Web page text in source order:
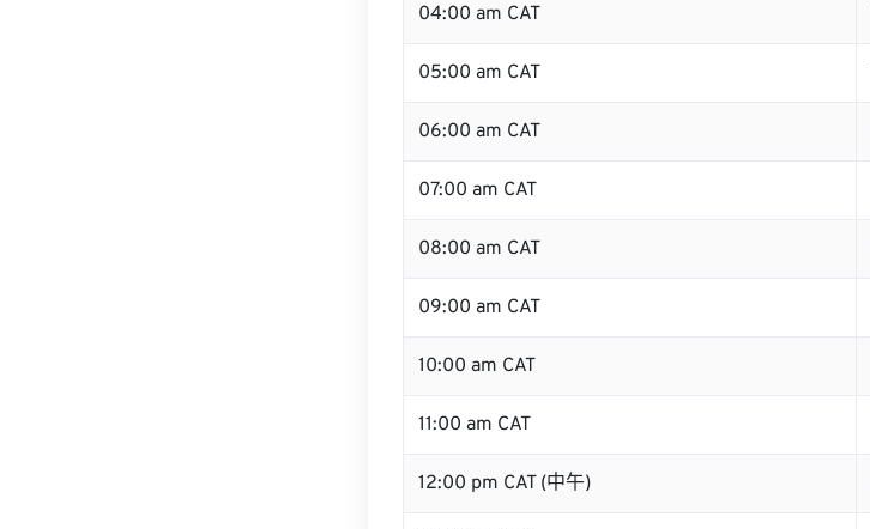
04:00 am CAT
05:00 am CAT
06:00 am CAT
07:00 am CAT
08:00 am CAT
09:00 am CAT
10:00 am CAT
11:00 am CAT
12:00 pm CAT (中午)